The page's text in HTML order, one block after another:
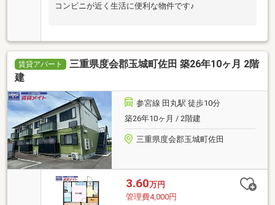
コンビニが近く生活に便利な物件です♪
賃貸アパート
三重県度会郡玉城町佐田 築26年10ヶ月 2階
建
参宮線 田丸駅 徒歩10分
築26年10ヶ月 / 2階建
三重県度会郡玉城町佐田
3.60万円
管理費4,000円